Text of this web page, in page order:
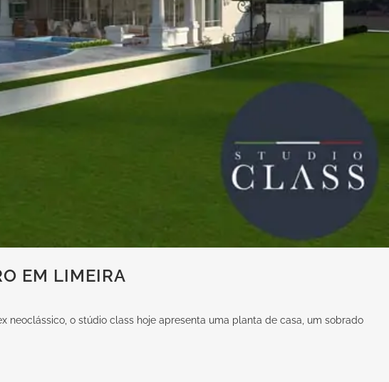
EM LIMEIRA
o stúdio class hoje apresenta uma planta de casa, um sobrado